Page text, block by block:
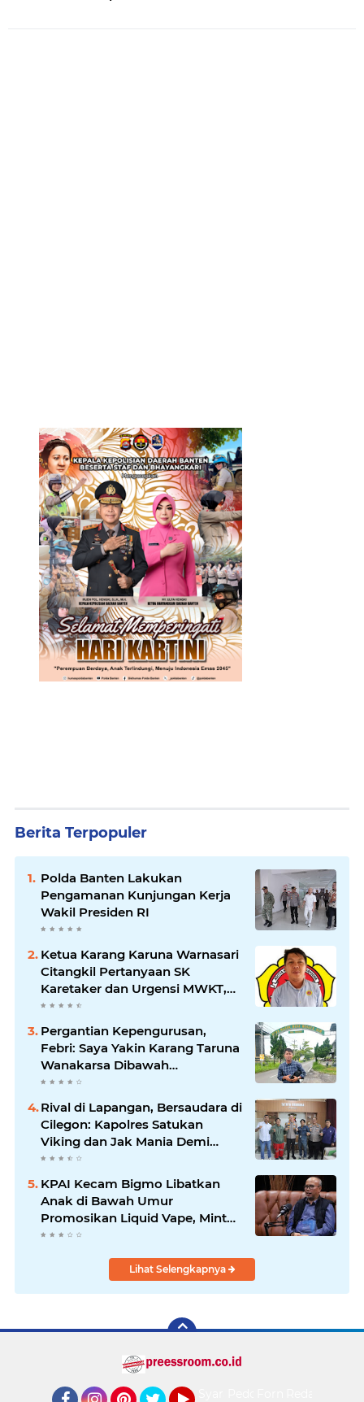
Berita Terpopuler
Polda Banten Lakukan
Pengamanan Kunjungan Kerja
Wakil Presiden RI
Ketua Karang Karuna Warnasari
Citangkil Pertanyaan SK
Karetaker dan Urgensi MWKT,
Saat Suasana Berduka
Pergantian Kepengurusan,
Febri: Saya Yakin Karang Taruna
Wanakarsa Dibawah
Kepemimpinan Bung Entus
Jauh Membawa Manfaat
Rival di Lapangan, Bersaudara di
Cilegon: Kapolres Satukan
Viking dan Jak Mania Demi
Nobar Damai Piala Presiden
KPAI Kecam Bigmo Libatkan
Anak di Bawah Umur
Promosikan Liquid Vape, Minta
Aparat Bertindak Tegas
Lihat Selengkapnya